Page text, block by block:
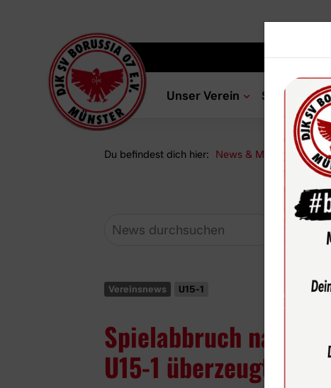
Unser Verein
Du befindest dich hier: News & Media
Vereinsnews U15-1
Spielabbruch nach
U15-1 überzeugt